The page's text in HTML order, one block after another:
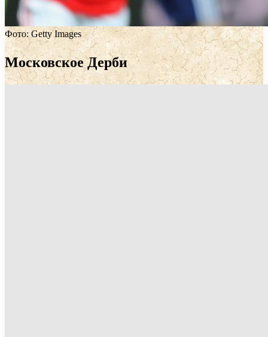
Фото: Getty Images
Московское Дерби